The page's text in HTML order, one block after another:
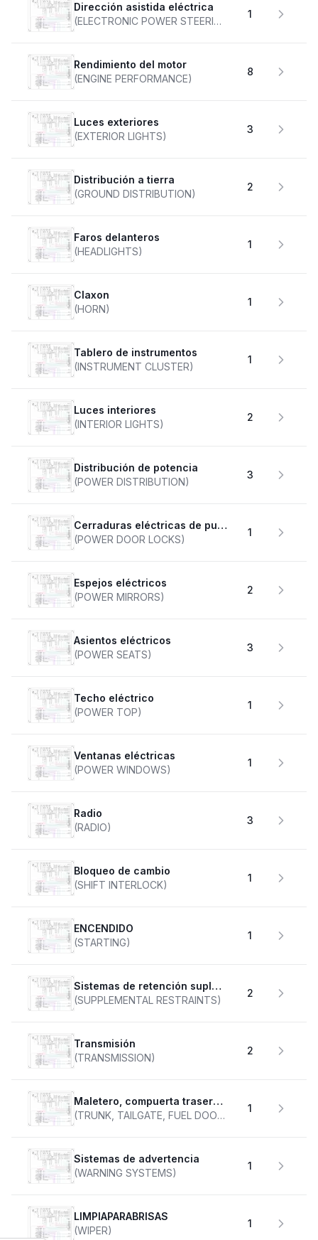
Dirección asistida eléctrica
(ELECTRONIC POWER STEERING)
1
Rendimiento del motor
(ENGINE PERFORMANCE)
8
Luces exteriores
(EXTERIOR LIGHTS)
3
Distribución a tierra
(GROUND DISTRIBUTION)
2
faros delanteros
(HEADLIGHTS)
1
claxon
(HORN)
1
Tablero de instrumentos
(INSTRUMENT CLUSTER)
1
Luces interiores
(INTERIOR LIGHTS)
2
Distribución de potencia
(POWER DISTRIBUTION)
3
Cerraduras eléctricas de puertas
(POWER DOOR LOCKS)
1
Espejos eléctricos
(POWER MIRRORS)
2
Asientos eléctricos
(POWER SEATS)
3
Techo eléctrico
(POWER TOP)
1
Ventanas eléctricas
(POWER WINDOWS)
1
Radio
(RADIO)
3
Bloqueo de cambio
(SHIFT INTERLOCK)
1
ENCENDIDO
(STARTING)
1
Sistemas de retención suplementarios
(SUPPLEMENTAL RESTRAINTS)
2
transmisión
(TRANSMISSION)
2
Maletero, compuerta trasera, tapa de combustible
(TRUNK, TAILGATE, FUEL DOOR)
1
Sistemas de advertencia
(WARNING SYSTEMS)
1
LIMPIAPARABRISAS
(WIPER)
1